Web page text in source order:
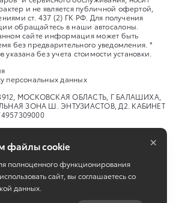
и не является публичной офертой,
ст. 437 (2) ГК РФ. Для получения
обращайтесь в наши автосалоны.
сайте информация может быть
без предварительного уведомления. *
указана без учета стоимости установки.
персональных данных
МОСКОВСКАЯ ОБЛАСТЬ, Г БАЛАШИХА,
ЗОНА Ш. ЭНТУЗИАСТОВ, Д2. КАБИНЕТ
ш. Энтузиастов, 2, Балашиха, Московская
файлы cookie
полноценного функционирования
сайт, вы соглашаетесь со
данных.
×